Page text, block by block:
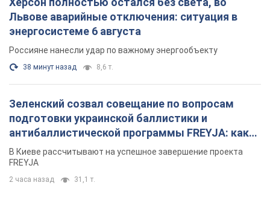
Львове аварийные отключения: ситуация в
энергосистеме 6 августа
Россияне нанесли удар по важному энергообъекту
38 минут назад 8,6 т.
Зеленский созвал совещание по вопросам
подготовки украинской баллистики и
антибаллистической программы FREYJA: какие
решения готовятся
В Киеве рассчитывают на успешное завершение проекта
FREYJA
2 часа назад 31,1 т.